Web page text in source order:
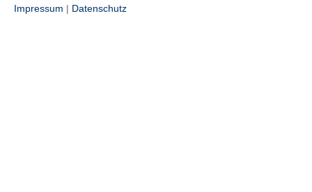
Impressum | Datenschutz